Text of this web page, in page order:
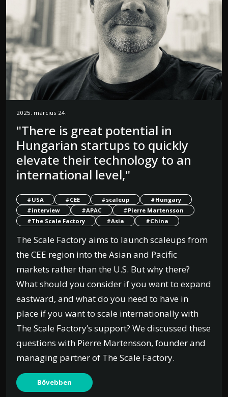
2025. március 24.
"There is great potential in
Hungarian startups to quickly
elevate their technology to an
international level,"
#USA #CEE #scaleup
#Hungary
#interview
#APAC
#Pierre Martensson
#The Scale Factory
#Asia #China
The Scale Factory aims to launch scaleups from
the CEE region into the Asian and Pacific
markets rather than the U.S. But why there?
What should you consider if you want to expand
eastward, and what do you need to have in
place if you want to scale internationally with
The Scale Factory’s support? We discussed these
questions with Pierre Martensson, founder and
managing partner of The Scale Factory.
Bővebben